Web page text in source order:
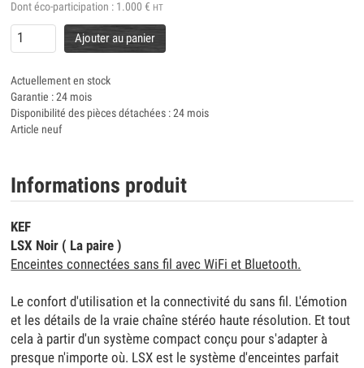
Dont éco-participation : 1.000 € HT
Ajouter au panier
Actuellement en stock
Garantie : 24 mois
Disponibilité des pièces détachées : 24 mois
Article neuf
Informations produit
KEF
LSX Noir ( La paire )
Enceintes connectées sans fil avec WiFi et Bluetooth.
Le confort d'utilisation et la connectivité du sans fil. L'émotion
et les détails de la vraie chaîne stéréo haute résolution. Et tout
cela à partir d'un système compact conçu pour s'adapter à
presque n'importe où. LSX est le système d'enceintes parfait